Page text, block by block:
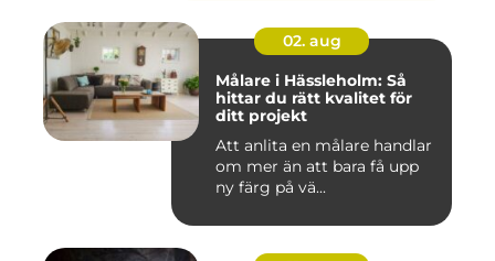
02. aug
Målare i Hässleholm: Så
hittar du rätt kvalitet för
ditt projekt
Att anlita en målare handlar
om mer än att bara få upp
ny färg på vä...